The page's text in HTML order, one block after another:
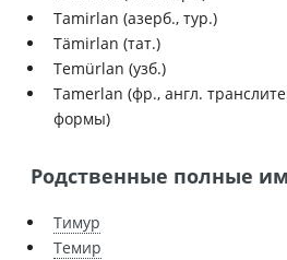
Tamirlan (азерб., тур.)
Tämirlan (тат.)
Temürlan (узб.)
Tamerlan (фр., англ.
формы)
Родственные полные
Тимур
Темир